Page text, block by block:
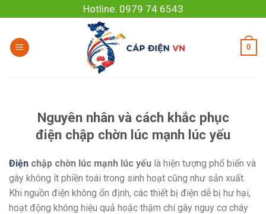
to
content
Hotline: 0979 74 6543
0
Nguyên nhân và cách khắc phục
điện chập chờn lúc mạnh lúc yếu
Điện chập chờn lúc mạnh lúc yếu là hiện tượng phổ biến và
gây không ít phiền toái trong sinh hoạt cũng như sản xuất.
Khi nguồn điện không ổn định, các thiết bị điện dễ bị hư hại,
hoạt động không hiệu quả hoặc thậm chí gây nguy cơ cháy